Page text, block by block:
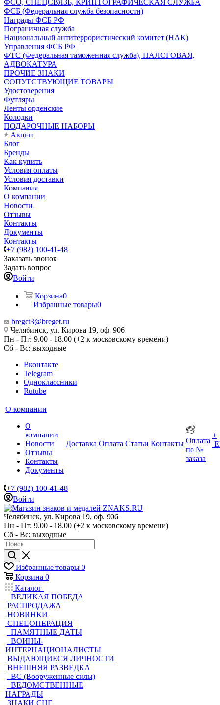
ФСО, СПЕЦСВЯЗЬ, КРИПТОГРАФИЧЕСКАЯ СЛУЖБА
ФСБ (Федеральная служба безопасности)
Награды ФСБ РФ
Пограничная служба
Национальный антитеррористический комитет (НАК)
Управления ФСБ РФ
ФТС (Федеральная таможенная служба), НАЛОГОВАЯ,
АДВОКАТУРА
ПРОЧИЕ ЗНАКИ
СОПУТСТВУЮЩИЕ ТОВАРЫ
Удостоверения
Футляры
Ленты орденские
Колодки
ПОДАРОЧНЫЕ НАБОРЫ
Акции
Блог
Бренды
Как купить
Условия оплаты
Условия доставки
Компания
О компании
Новости
Отзывы
Контакты
Документы
Контакты
+7 (982) 100-41-48
Заказать звонок
Задать вопрос
Войти
Корзина0
Избранные товары0
breget3@breget.ru
Челябинск, ул. Кирова 19, оф. 906
Пн - Пт: 9.00 - 18.00 (+2 к московскому времени)
Сб - Вс: выходные
Вконтакте
Telegram
Одноклассники
Rutube
О компании
О
компании
Новости
Отзывы
Контакты
Документы
Доставка Оплата Статьи Контакты Оплата
по №
заказа
+
+7 (982) 100-41-48
Войти
Челябинск, ул. Кирова 19, оф. 906
Пн - Пт: 9.00 - 18.00 (+2 к московскому времени)
Сб - Вс: выходные
Избранные товары 0
Корзина 0
Каталог
ВЕЛИКАЯ ПОБЕДА
РАСПРОДАЖА
НОВИНКИ
СПЕЦОПЕРАЦИЯ
ПАМЯТНЫЕ ДАТЫ
ВОИНЫ-
ИНТЕРНАЦИОНАЛИСТЫ
ВЫДАЮЩИЕСЯ ЛИЧНОСТИ
ВНЕШНЯЯ РАЗВЕДКА
ВС (Вооруженные силы)
ВЕДОМСТВЕННЫЕ
НАГРАДЫ
ЗНАКИ СНГ